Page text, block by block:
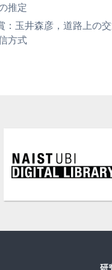
推定
玉井森彦，道路上の
方式
研